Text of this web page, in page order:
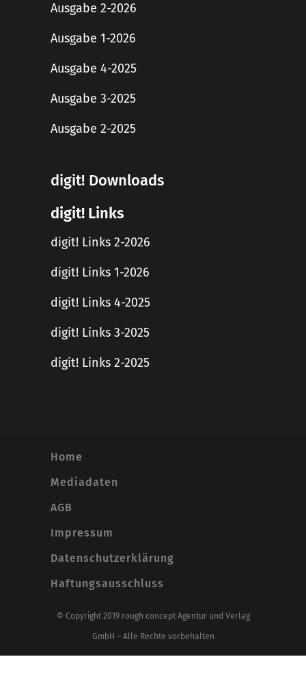
Ausgabe 2-2026
Ausgabe 1-2026
Ausgabe 4-2025
Ausgabe 3-2025
Ausgabe 2-2025
digit! Downloads
digit! Links
digit! Links 2-2026
digit! Links 1-2026
digit! Links 4-2025
digit! Links 3-2025
digit! Links 2-2025
Home
Mediadaten
AGB
Impressum
Datenschutzerklärung
Haftungsausschluss
© Copyright 2019 rough concept Agentur und Verlag
GmbH – Alle Rechte vorbehalten